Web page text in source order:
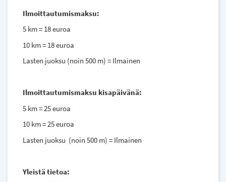
Ilmoittautumismaksu:
5 km = 18 euroa
10 km = 18 euroa
Lasten juoksu (noin 500 m) = Ilmainen
Ilmoittautumismaksu kisapäivänä:
5 km = 25 euroa
10 km = 25 euroa
Lasten juoksu (noin 500 m) = Ilmainen
Yleistä tietoa: